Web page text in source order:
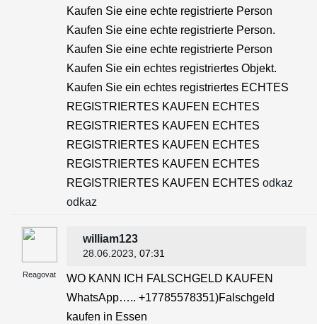
Kaufen Sie eine echte registrierte Person
Kaufen Sie eine echte registrierte Person.
Kaufen Sie eine echte registrierte Person
Kaufen Sie ein echtes registriertes Objekt.
Kaufen Sie ein echtes registriertes ECHTES
REGISTRIERTES KAUFEN ECHTES
REGISTRIERTES KAUFEN ECHTES
REGISTRIERTES KAUFEN ECHTES
REGISTRIERTES KAUFEN ECHTES
REGISTRIERTES KAUFEN ECHTES odkaz
odkaz
Reagovat
william123
28.06.2023 , 07:31
WO KANN ICH FALSCHGELD KAUFEN
WhatsApp….. +17785578351)Falschgeld
kaufen in Essen